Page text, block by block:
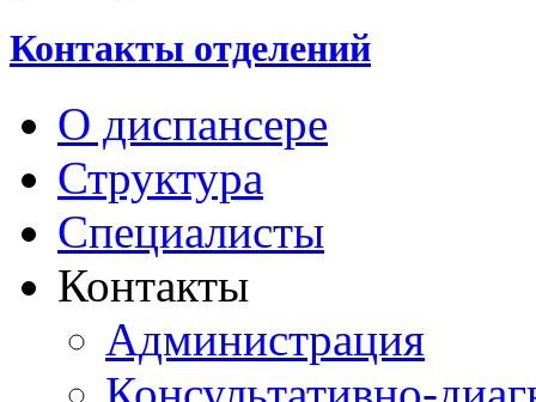
Контакты отделений
О диспансере
Структура
Специалисты
Контакты
Администрация